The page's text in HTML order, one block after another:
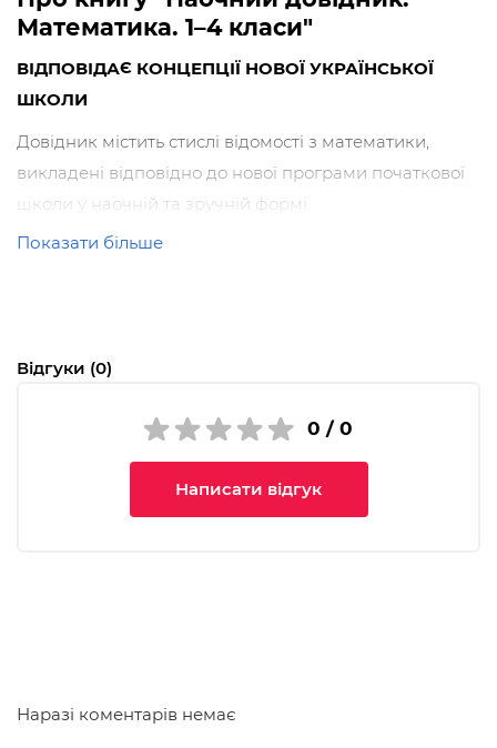
Математика. 1–4 класи"
ВІДПОВІДАЄ КОНЦЕПЦІЇ НОВОЇ УКРАЇНСЬКОЇ
ШКОЛИ
Довідник містить стислі відомості з математики,
викладені відповідно до нової програми початкової
школи у наочній та зручній формі.
Використання посібника допоможе уточнити
призначений для учнів 1–4 класів. Він стане
Вдале поєднання теоретичного матеріалу й
Показати більше
Відгуки (0)
0 / 0
Написати відгук
Наразі коментарів немає